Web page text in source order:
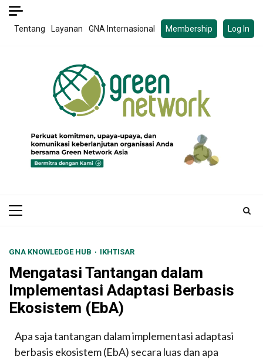
Skip
Tentang Layanan GNA Internasional Membership Log In
Primary
GNA KNOWLEDGE HUB IKHTISAR
Mengatasi Tantangan dalam
Implementasi Adaptasi Berbasis
Ekosistem (EbA)
Apa saja tantangan dalam implementasi adaptasi
berbasis ekosistem (EbA) secara luas dan apa